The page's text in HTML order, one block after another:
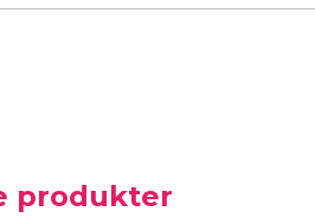
produkter